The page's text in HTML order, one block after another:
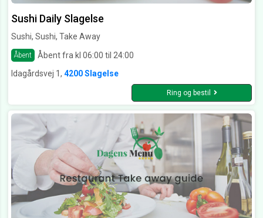
Sushi Daily Slagelse
Sushi, Sushi, Take Away
Åbent
Åbent fra kl 06:00 til 24:00
Idagårdsvej 1, 4200 Slagelse
Ring og bestil